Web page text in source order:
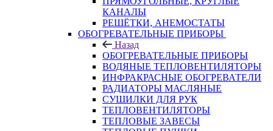
КАНАЛЫ
РЕШЁТКИ, АНЕМОСТАТЫ
ОБОГРЕВАТЕЛЬНЫЕ ПРИБОРЫ
Назад
ОБОГРЕВАТЕЛЬНЫЕ ПРИБОРЫ
ВОДЯНЫЕ ТЕПЛОВЕНТИЛЯТОРЫ
ИНФРАКРАСНЫЕ ОБОГРЕВАТЕЛИ
РАДИАТОРЫ МАСЛЯНЫЕ
СУШИЛКИ ДЛЯ РУК
ТЕПЛОВЕНТИЛЯТОРЫ
ТЕПЛОВЫЕ ЗАВЕСЫ